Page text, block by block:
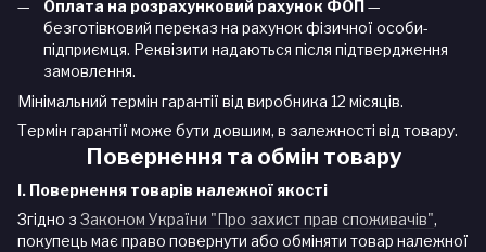
Оплата на розрахунковий рахунок ФОП —
безготівковий переказ на рахунок фізичної особи-
підприємця. Реквізити надаються після підтвердження
замовлення.
Мінімальний термін гарантії від виробника 12 місяців.
Термін гарантії може бути довшим, в залежності від товару.
Повернення та обмін товару
I. Повернення товарів належної якості
Згідно з Законом України "Про захист прав споживачів",
покупець має право повернути або обміняти товар належної